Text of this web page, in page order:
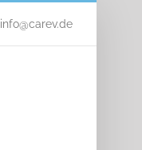
info@carev.de